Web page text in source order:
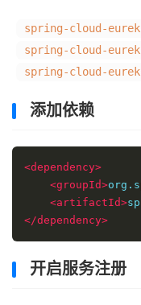
spring-cloud-
spring-cloud-
spring-cloud-
添加依赖
<dependency>
<groupId>
<artifactId>
</dependency>
开启服务注册